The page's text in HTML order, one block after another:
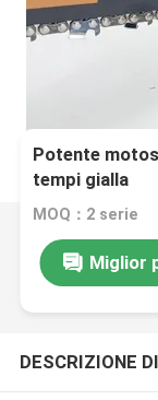
Potente
tempi gialla
MOQ：2 serie
Miglior
DESCRIZIONE